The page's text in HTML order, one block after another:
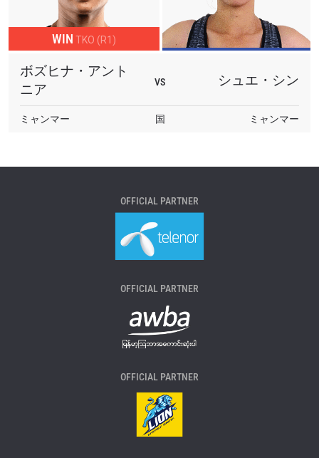
WIN TKO (R1)
ボズヒナ・アント
ニア
VS シュエ・シン
ミャンマー 国 ミャンマー
OFFICIAL PARTNER
OFFICIAL PARTNER
OFFICIAL PARTNER